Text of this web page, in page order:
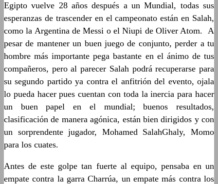
Egipto vuelve 28 años después a un Mundial, todas sus
esperanzas de trascender en el campeonato están en Salah,
como la Argentina de Messi o el Niupi de Oliver Atom. A
pesar de mantener un buen juego de conjunto, perder a tu
hombre más importante pega bastante en el ánimo de tus
compañeros, pero al parecer Salah podrá recuperarse para
su segundo partido ya contra el anfitrión del evento, ojala
lo pueda hacer pues cuentan con toda la inercia para hacer
un buen papel en el mundial; buenos resultados,
clasificación de manera agónica, están bien dirigidos y con
un sorprendente jugador, Mohamed SalahGhaly, Momo
para los cuates.
Antes de este golpe tan fuerte al equipo, pensaba en un
empate contra la garra Charrúa, un empate más contra los